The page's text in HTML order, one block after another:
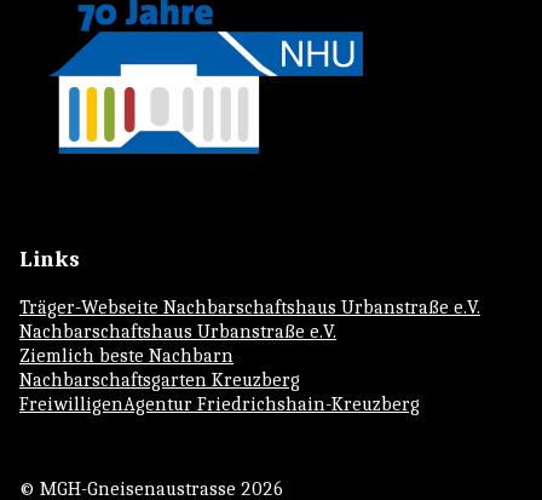
Links
Träger-Webseite Nachbarschaftshaus Urbanstraße e.V.
Nachbarschaftshaus Urbanstraße e.V.
Ziemlich beste Nachbarn
Nachbarschaftsgarten Kreuzberg
FreiwilligenAgentur Friedrichshain-Kreuzberg
© MGH-Gneisenaustrasse 2026